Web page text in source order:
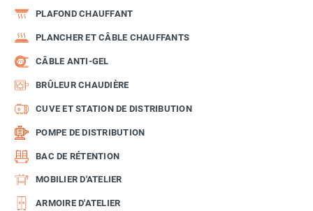
PLAFOND CHAUFFANT
PLANCHER ET CÂBLE CHAUFFANTS
CÂBLE ANTI-GEL
BRÛLEUR CHAUDIÈRE
CUVE ET STATION DE DISTRIBUTION
POMPE DE DISTRIBUTION
BAC DE RÉTENTION
MOBILIER D'ATELIER
ARMOIRE D'ATELIER